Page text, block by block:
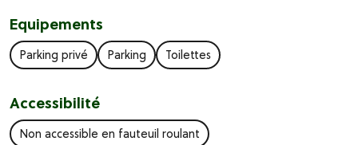
Equipements
Parking privé Parking Toilettes
Accessibilité
Non accessible en fauteuil roulant